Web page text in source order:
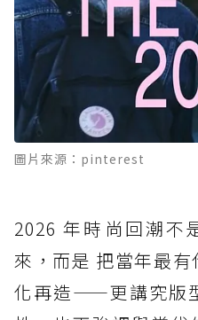
圖片來源：pinterest
2026 年時尚回潮不
來，而是 把當年最
化再造——更講究版